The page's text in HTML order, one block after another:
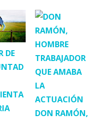
DE
DON RAMÓN,